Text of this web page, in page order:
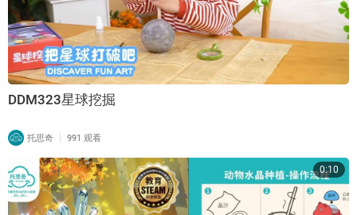
DDM323星球挖掘
托思奇 | 991 观看
0:10